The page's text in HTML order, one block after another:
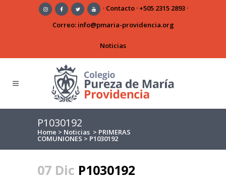
· Contacto· +505 2315 2893·
Correo: info@pmaria-providencia.org
Noticias
P1030192
Home > Noticias > PRIMERAS
COMUNIONES > P1030192
07 Dic P1030192